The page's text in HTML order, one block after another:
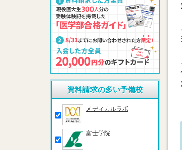
資料請求の多い予備校
メディカルラボ
富士学院